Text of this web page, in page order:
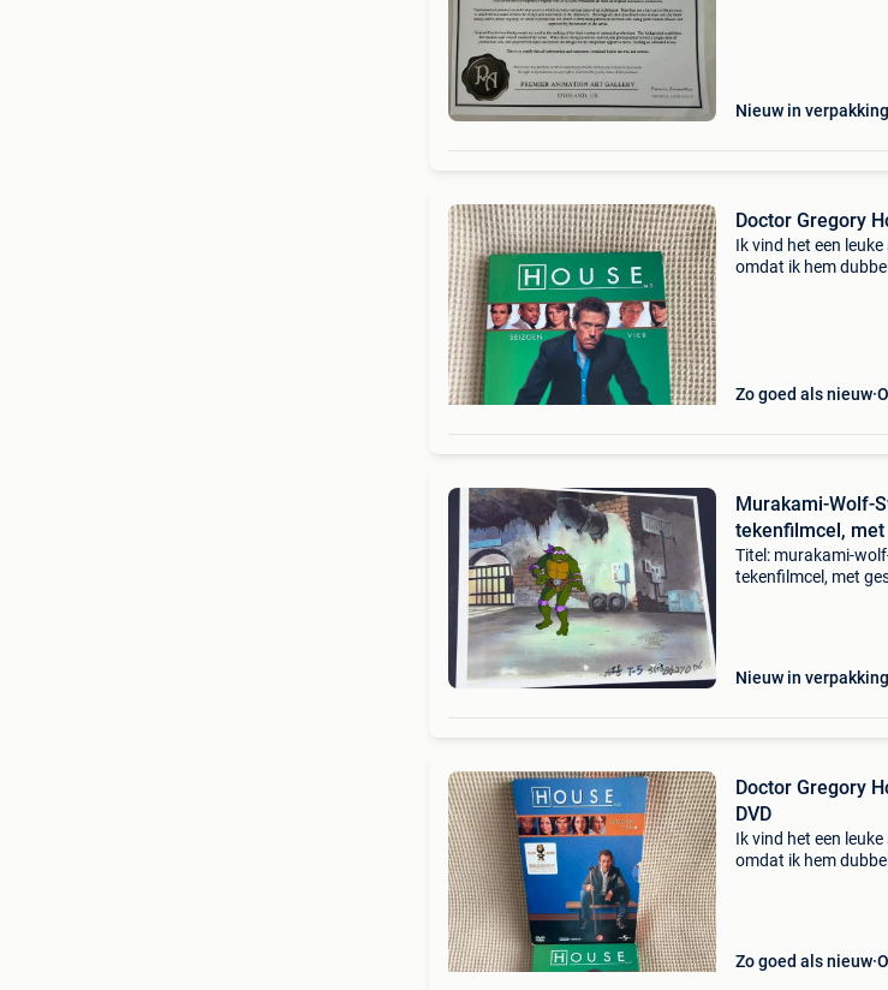
Nieuw in verpakking
Doctor Gregory
Ik vind het een
omdat ik hem
Zo goed als nieuw
Murakami-Wolf-
tekenfilmcel, met
Titel: murakami-
tekenfilmcel, met
Nieuw in verpakking
Doctor Gregory
DVD
Ik vind het een
omdat ik hem
Zo goed als nieuw